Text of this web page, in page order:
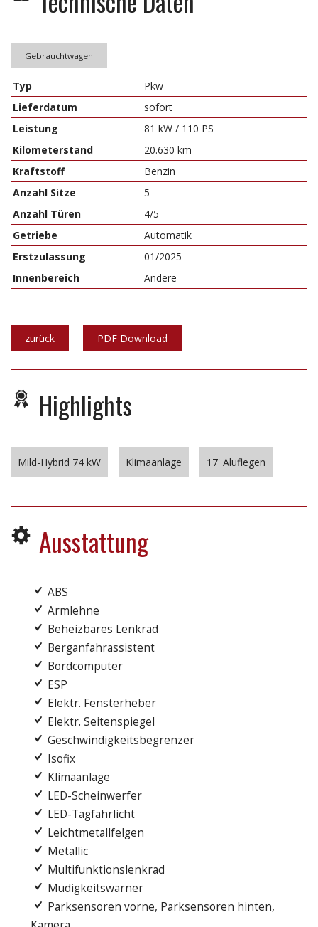
Gebrauchtwagen
Typ
Pkw
Lieferdatum
sofort
Leistung
81 kW / 110 PS
Kilometerstand
20.630 km
Kraftstoff
Benzin
Anzahl Sitze
5
Anzahl Türen
4/5
Getriebe
Automatik
Erstzulassung
01/2025
Innenbereich
Andere
zurück PDF Download
Highlights
Mild-Hybrid 74 kW Klimaanlage 17' Aluflegen
Ausstattung
ABS
Armlehne
Beheizbares Lenkrad
Berganfahrassistent
Bordcomputer
ESP
Elektr. Fensterheber
Elektr. Seitenspiegel
Geschwindigkeitsbegrenzer
Isofix
Klimaanlage
LED-Scheinwerfer
LED-Tagfahrlicht
Leichtmetallfelgen
Metallic
Multifunktionslenkrad
Müdigkeitswarner
Parksensoren vorne, Parksensoren hinten,